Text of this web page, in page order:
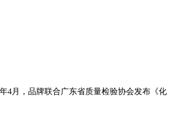
4月，品牌联合广东省质量检验协会发布《化